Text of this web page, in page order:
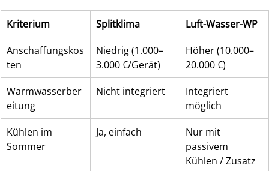
Kriterium Splitklima
Luft-Wasser-WP
Anschaffungskos
ten
Niedrig (1.000–
3.000 €/Gerät)
Höher (10.000–
20.000 €)
Warmwasserber
eitung
Nicht integriert
Integriert
möglich
Kühlen im
Sommer
Ja, einfach
Nur mit
passivem
Kühlen / Zusatz